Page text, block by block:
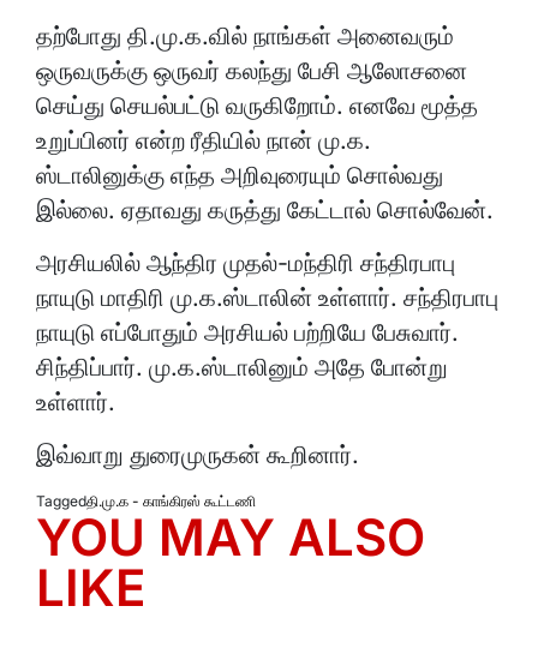
தற்போது தி.மு.க.வில் நாங்கள் அனைவரும்
ஒருவருக்கு ஒருவர் கலந்து பேசி ஆலோசனை
செய்து செயல்பட்டு வருகிறோம். எனவே மூத்த
உறுப்பினர் என்ற ரீதியில் நான் மு.க.
ஸ்டாலினுக்கு எந்த அறிவுரையும் சொல்வது
இல்லை. ஏதாவது கருத்து கேட்டால் சொல்வேன்.
அரசியலில் ஆந்திர முதல்-மந்திரி சந்திரபாபு
நாயுடு மாதிரி மு.க.ஸ்டாலின் உள்ளார். சந்திரபாபு
நாயுடு எப்போதும் அரசியல் பற்றியே பேசுவார்.
சிந்திப்பார். மு.க.ஸ்டாலினும் அதே போன்று
உள்ளார்.
இவ்வாறு துரைமுருகன் கூறினார்.
Taggedதி.மு.க - காங்கிரஸ் கூட்டணி
YOU MAY ALSO
LIKE